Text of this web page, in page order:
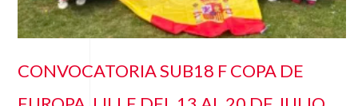
CONVOCATORIA SUB18 F COPA DE